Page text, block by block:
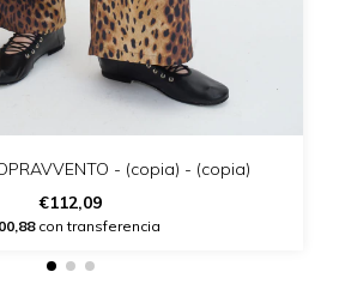
- (copia) - (copia)
€112,09
con transferencia